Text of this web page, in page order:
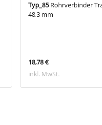
Typ_85Rohrverbinder
48,3 mm
18,78 €
inkl. MwSt.